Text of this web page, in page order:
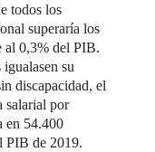
todos los
superaría los
al 0,3% del PIB.
su
discapacidad, el
salarial por
en 54.400
PIB de 2019.